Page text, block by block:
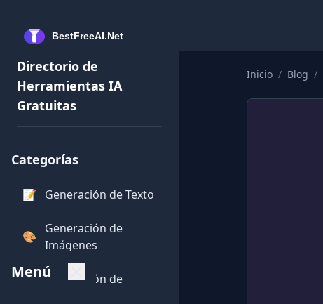
Directorio de
Herramientas IA
Gratuitas
Categorías
📝 Generación de Texto
🎨
Generación de
Imágenes
Generación de
Código
Menú
Inicio / Blog /